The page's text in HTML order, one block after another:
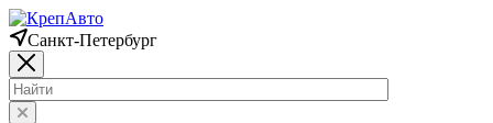
Санкт-Петербург